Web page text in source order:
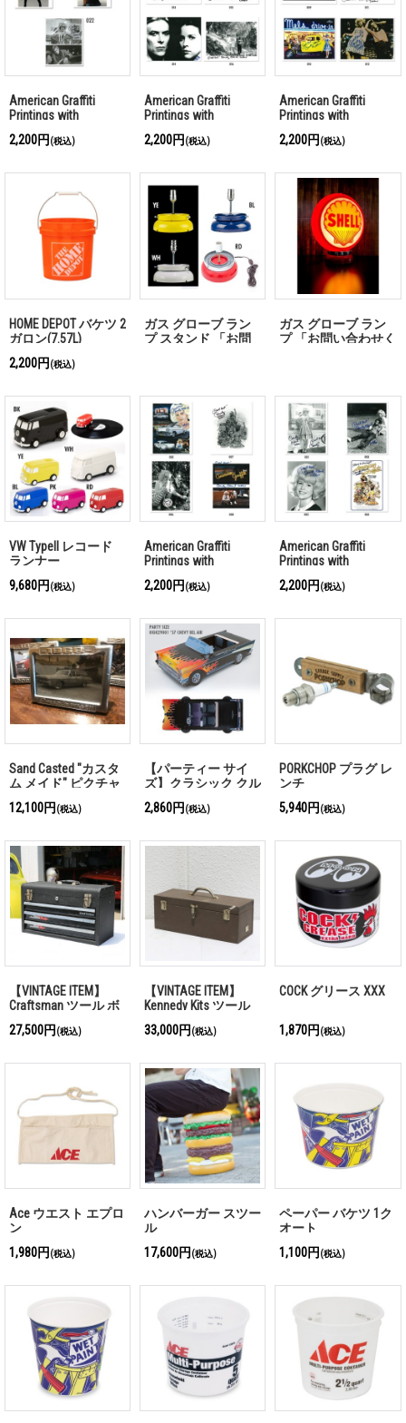
American Graffiti
Printings with
Autograph (E)
2,200円 (税込)
American Graffiti
Printings with
Autograph (D)
2,200円 (税込)
American Graffiti
Printings with
Autograph (C)
2,200円 (税込)
HOME DEPOT バケツ 2
ガロン(7.57L)
2,200円 (税込)
ガス グローブ ラン
プ スタンド 「お問
ガス グローブ ラン
プ 「お問い合わせく
VW TypeII レコード
ランナー
9,680円 (税込)
American Graffiti
Printings with
2,200円 (税込)
American Graffiti
Printings with
2,200円 (税込)
Sand Casted "カスタ
ム メイド" ピクチャ
12,100円 (税込)
【パーティー サイ
ズ】クラシック クル
Hot Rod
2,860円 (税込)
PORKCHOP プラグ レ
ンチ
5,940円 (税込)
【VINTAGE ITEM】
Craftsman ツール ボ
27,500円 (税込)
【VINTAGE ITEM】
Kennedy Kits ツール
33,000円 (税込)
COCK グリース XXX
1,870円 (税込)
Ace ウエスト エプロ
ン
1,980円 (税込)
ハンバーガー スツー
ル
17,600円 (税込)
ペーパー バケツ 1ク
オート
1,100円 (税込)